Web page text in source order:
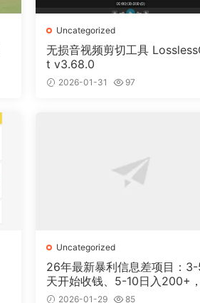
Uncategorized
无损音视频剪切工具
t v3.68.0
2026-01-31 97
Uncategorized
26年最新暴利信息差项目：
天开始收钱、5-10日入200+
天后稳定300+，0门槛
2026-01-29 85